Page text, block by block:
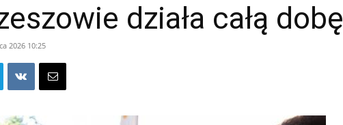
działa całą dobę
2026 10:25